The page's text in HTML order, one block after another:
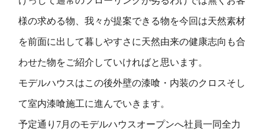
様の求める物、我々が提案できる物を今回は天然素材
を前面に出して暮しやすさに天然由来の健康志向も合
わせた物をご紹介していければと思います。
モデルハウスはこの後外壁の漆喰・内装のクロスそし
て室内漆喰施工に進んでいきます。
予定通り7月のモデルハウスオープンへ社員一同全力